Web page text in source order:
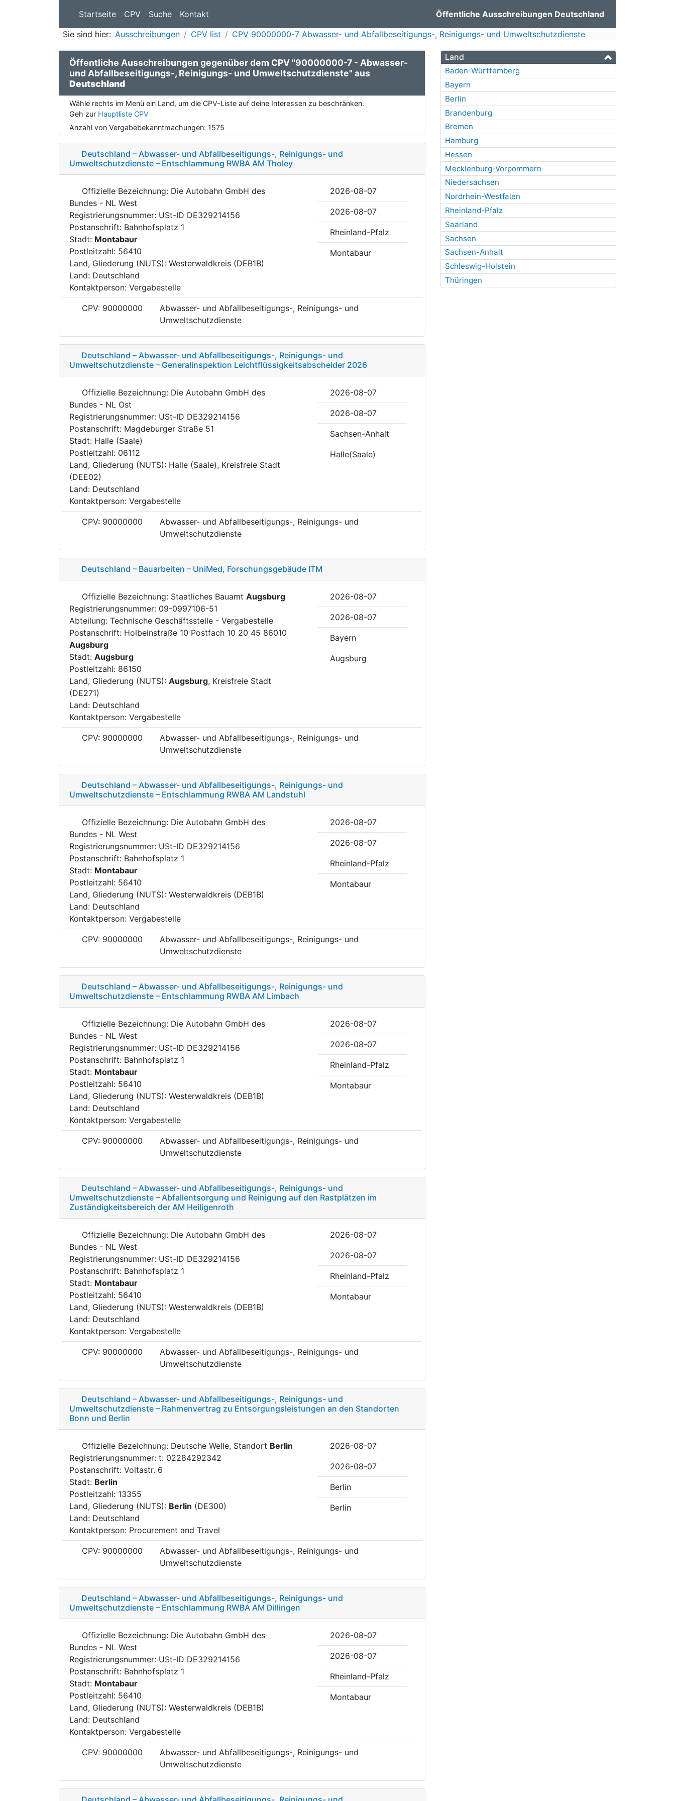
Startseite CPV Suche Kontakt Öffentliche Ausschreibungen Deutschland
Sie sind hier: Ausschreibungen CPV list CPV 90000000-7 Abwasser- und Abfallbeseitigungs-, Reinigungs- und Umweltschutzdienste
Land
Baden-Württemberg
Bayern
Berlin
Brandenburg
Bremen
Hamburg
Hessen
Mecklenburg-Vorpommern
Niedersachsen
Nordrhein-Westfalen
Rheinland-Pfalz
Saarland
Sachsen
Sachsen-Anhalt
Schleswig-Holstein
Thüringen
Öffentliche Ausschreibungen gegenüber dem CPV "90000000-7 - Abwasser-
und Abfallbeseitigungs-, Reinigungs- und Umweltschutzdienste" aus
Deutschland
Wähle rechts im Menü ein Land, um die CPV-Liste auf deine Interessen zu beschränken.
Geh zur Hauptliste CPV
Anzahl von Vergabebekanntmachungen: 1575
Deutschland – Abwasser- und Abfallbeseitigungs-, Reinigungs- und
Umweltschutzdienste – Entschlammung RWBA AM Tholey
Offizielle Bezeichnung: Die Autobahn GmbH des
Bundes - NL West
Registrierungsnummer: USt-ID DE329214156
Postanschrift: Bahnhofsplatz 1
Stadt: Montabaur
Postleitzahl: 56410
Land, Gliederung (NUTS): Westerwaldkreis (DEB1B)
Land: Deutschland
Kontaktperson: Vergabestelle
2026-08-07
2026-08-07
Rheinland-Pfalz
Montabaur
CPV: 90000000
Abwasser- und Abfallbeseitigungs-, Reinigungs- und
Umweltschutzdienste
Deutschland – Abwasser- und Abfallbeseitigungs-, Reinigungs- und
Umweltschutzdienste – Generalinspektion Leichtflüssigkeitsabscheider 2026
Offizielle Bezeichnung: Die Autobahn GmbH des
Bundes - NL Ost
Registrierungsnummer: USt-ID DE329214156
Postanschrift: Magdeburger Straße 51
Stadt: Halle (Saale)
Postleitzahl: 06112
Land, Gliederung (NUTS): Halle (Saale), Kreisfreie Stadt
(DEE02)
Land: Deutschland
Kontaktperson: Vergabestelle
2026-08-07
2026-08-07
Sachsen-Anhalt
Halle(Saale)
CPV: 90000000
Abwasser- und Abfallbeseitigungs-, Reinigungs- und
Umweltschutzdienste
Deutschland – Bauarbeiten – UniMed, Forschungsgebäude ITM
Offizielle Bezeichnung: Staatliches Bauamt Augsburg
Registrierungsnummer: 09-0997106-51
Abteilung: Technische Geschäftsstelle - Vergabestelle
Postanschrift: Holbeinstraße 10 Postfach 10 20 45 86010
Augsburg
Stadt: Augsburg
Postleitzahl: 86150
Land, Gliederung (NUTS): Augsburg, Kreisfreie Stadt
(DE271)
Land: Deutschland
Kontaktperson: Vergabestelle
2026-08-07
2026-08-07
Bayern
Augsburg
CPV: 90000000
Abwasser- und Abfallbeseitigungs-, Reinigungs- und
Umweltschutzdienste
Deutschland – Abwasser- und Abfallbeseitigungs-, Reinigungs- und
Umweltschutzdienste – Entschlammung RWBA AM Landstuhl
Offizielle Bezeichnung: Die Autobahn GmbH des
Bundes - NL West
Registrierungsnummer: USt-ID DE329214156
Postanschrift: Bahnhofsplatz 1
Stadt: Montabaur
Postleitzahl: 56410
Land, Gliederung (NUTS): Westerwaldkreis (DEB1B)
Land: Deutschland
Kontaktperson: Vergabestelle
2026-08-07
2026-08-07
Rheinland-Pfalz
Montabaur
CPV: 90000000
Abwasser- und Abfallbeseitigungs-, Reinigungs- und
Umweltschutzdienste
Deutschland – Abwasser- und Abfallbeseitigungs-, Reinigungs- und
Umweltschutzdienste – Entschlammung RWBA AM Limbach
Offizielle Bezeichnung: Die Autobahn GmbH des
Bundes - NL West
Registrierungsnummer: USt-ID DE329214156
Postanschrift: Bahnhofsplatz 1
Stadt: Montabaur
Postleitzahl: 56410
Land, Gliederung (NUTS): Westerwaldkreis (DEB1B)
Land: Deutschland
Kontaktperson: Vergabestelle
2026-08-07
2026-08-07
Rheinland-Pfalz
Montabaur
CPV: 90000000
Abwasser- und Abfallbeseitigungs-, Reinigungs- und
Umweltschutzdienste
Deutschland – Abwasser- und Abfallbeseitigungs-, Reinigungs- und
Umweltschutzdienste – Abfallentsorgung und Reinigung auf den Rastplätzen im
Zuständigkeitsbereich der AM Heiligenroth
Offizielle Bezeichnung: Die Autobahn GmbH des
Bundes - NL West
Registrierungsnummer: USt-ID DE329214156
Postanschrift: Bahnhofsplatz 1
Stadt: Montabaur
Postleitzahl: 56410
Land, Gliederung (NUTS): Westerwaldkreis (DEB1B)
Land: Deutschland
Kontaktperson: Vergabestelle
2026-08-07
2026-08-07
Rheinland-Pfalz
Montabaur
CPV: 90000000
Abwasser- und Abfallbeseitigungs-, Reinigungs- und
Umweltschutzdienste
Deutschland – Abwasser- und Abfallbeseitigungs-, Reinigungs- und
Umweltschutzdienste – Rahmenvertrag zu Entsorgungsleistungen an den Standorten
Bonn und Berlin
Offizielle Bezeichnung: Deutsche Welle, Standort Berlin
Registrierungsnummer: t: 02284292342
Postanschrift: Voltastr. 6
Stadt: Berlin
Postleitzahl: 13355
Land, Gliederung (NUTS): Berlin (DE300)
Land: Deutschland
Kontaktperson: Procurement and Travel
2026-08-07
2026-08-07
Berlin
Berlin
CPV: 90000000
Abwasser- und Abfallbeseitigungs-, Reinigungs- und
Umweltschutzdienste
Deutschland – Abwasser- und Abfallbeseitigungs-, Reinigungs- und
Umweltschutzdienste – Entschlammung RWBA AM Dillingen
Offizielle Bezeichnung: Die Autobahn GmbH des
Bundes - NL West
Registrierungsnummer: USt-ID DE329214156
Postanschrift: Bahnhofsplatz 1
Stadt: Montabaur
Postleitzahl: 56410
Land, Gliederung (NUTS): Westerwaldkreis (DEB1B)
Land: Deutschland
Kontaktperson: Vergabestelle
2026-08-07
2026-08-07
Rheinland-Pfalz
Montabaur
CPV: 90000000
Abwasser- und Abfallbeseitigungs-, Reinigungs- und
Umweltschutzdienste